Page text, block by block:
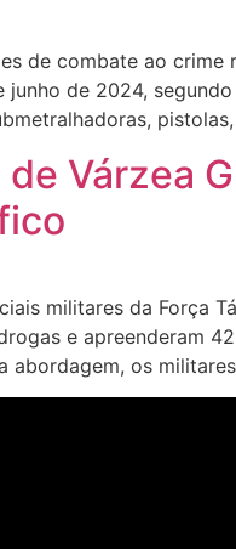
de combate ao
de 2024,
Várzea
militares da Força
e apreenderam
abordagem, os